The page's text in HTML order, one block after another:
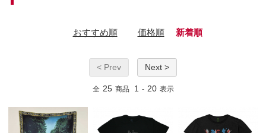
おすすめ順 価格順 新着順
< Prev Next >
全 25 商品 1 - 20 表示